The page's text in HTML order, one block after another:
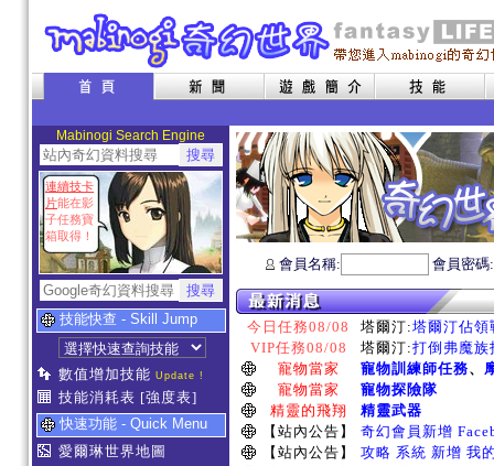
Mabinogi Search Engine
連續技卡
片能在影
子任務寶
箱取得！
技能快查 - Skill Jump
數值增加技能 Update !
技能消耗表 [強度表]
快速功能 - Quick Menu
愛爾琳世界地圖
會員名稱: 會員密
今日任務08/08 塔爾汀:塔爾汀佔領
VIP任務08/08
塔爾汀:打倒弗魔族
寵物當家
寵物訓練師任務、
寵物當家
寵物探險隊
精靈的飛翔
精靈武器
【站內公告】
奇幻會員新增
【站內公告】
攻略 系統 新增 我